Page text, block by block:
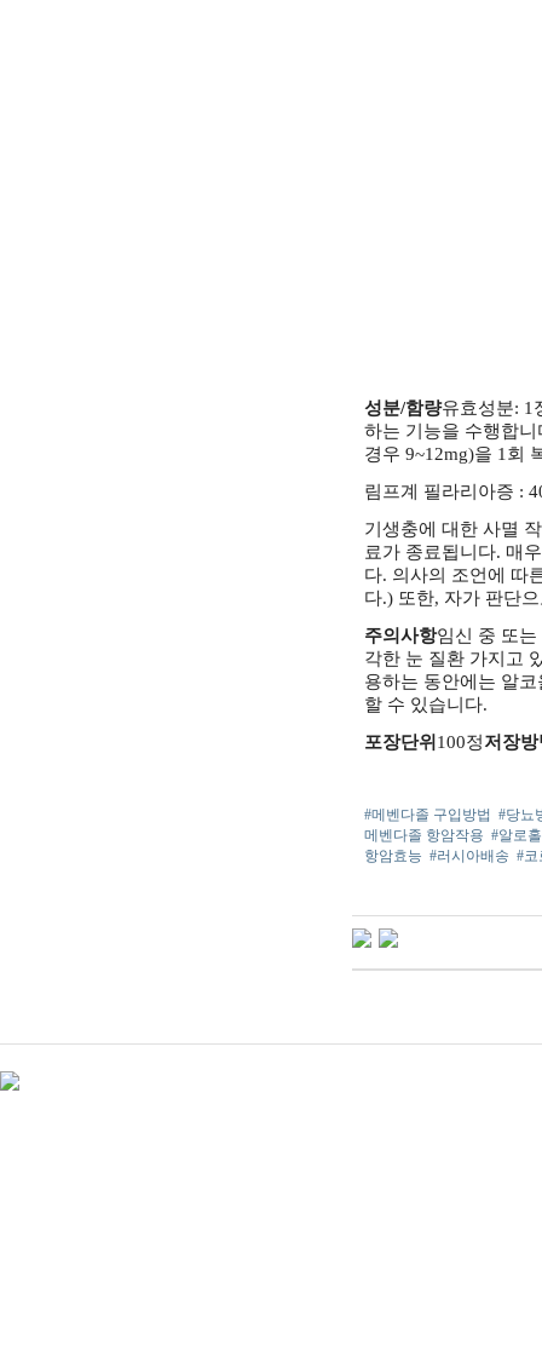
성분/함량유효성분: 1
하는 기능을 수행합니
경우 9~12mg)을 1회
림프계 필라리아증 :
기생충에 대한 사멸
료가 종료됩니다. 매
다. 의사의 조언에 따
다.) 또한, 자가 판단
주의사항임신 중 또
각한 눈 질환 가지고
용하는 동안에는 알
할 수 있습니다.
포장단위 100정저장방
#메벤다졸 구입방법 #당뇨
메벤다졸 항암작용 #알로
항암효능 #러시아배송 #코